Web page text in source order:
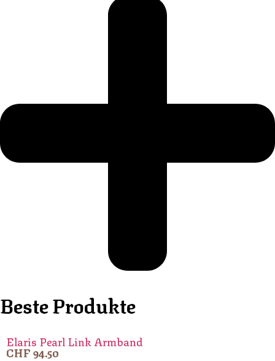
Beste Produkte
Elaris Pearl Link Armband
CHF94.50